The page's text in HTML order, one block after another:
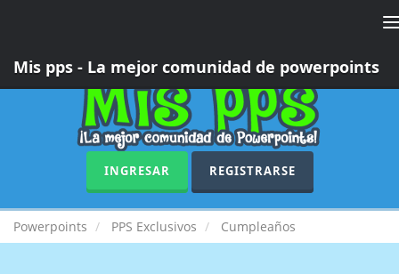
Mis pps - La mejor comunidad de powerpoints
INGRESAR REGISTRARSE
Powerpoints PPS Exclusivos Cumpleaños